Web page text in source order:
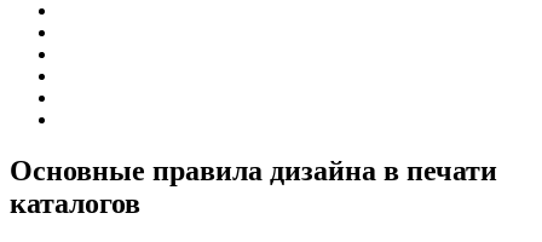
Основные правила дизайна в печати
каталогов